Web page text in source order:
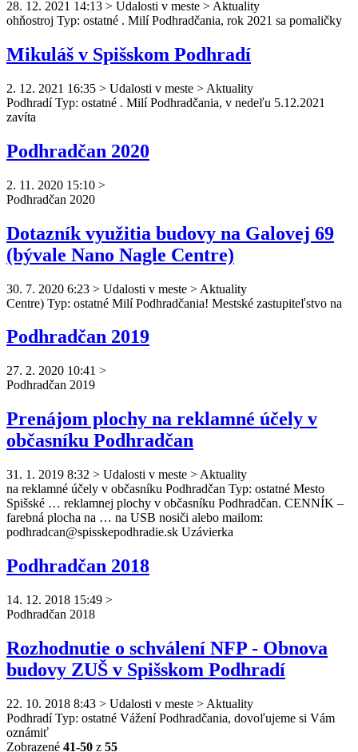
28. 12. 2021 14:13 > Udalosti v meste > Aktuality
ohňostroj Typ: ostatné . MilíPodhradčania, rok 2021 sa pomaličky
Mikuláš v Spišskom Podhradí
2. 12. 2021 16:35 > Udalosti v meste > Aktuality
Podhradí Typ: ostatné . MilíPodhradčania, v nedeľu 5.12.2021
zavíta
Podhradčan 2020
2. 11. 2020 15:10 >
Podhradčan 2020
Dotazník využitia budovy na Galovej 69
(bývale Nano Nagle Centre)
30. 7. 2020 6:23 > Udalosti v meste > Aktuality
Centre) Typ: ostatné MilíPodhradčania! Mestské zastupiteľstvo na
Podhradčan 2019
27. 2. 2020 10:41 >
Podhradčan 2019
Prenájom plochy na reklamné účely v
občasníku Podhradčan
31. 1. 2019 8:32 > Udalosti v meste > Aktuality
na reklamné účely v občasníku Podhradčan Typ: ostatné Mesto
Spišské … reklamnej plochy v občasníku Podhradčan. CENNÍK –
farebná plocha na … na USB nosiči alebo mailom:
podhradcan@spisskepodhradie.sk Uzávierka
Podhradčan 2018
14. 12. 2018 15:49 >
Podhradčan 2018
Rozhodnutie o schválení NFP - Obnova
budovy ZUŠ v Spišskom Podhradí
22. 10. 2018 8:43 > Udalosti v meste > Aktuality
Podhradí Typ: ostatné VáženíPodhradčania, dovoľujeme si Vám
oznámiť
Zobrazené 41-50 z 55